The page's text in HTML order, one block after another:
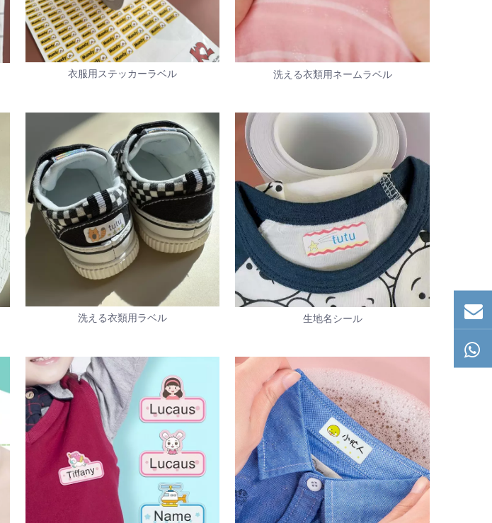
衣服用ステッカーラベル 洗える衣類用ネームラベル
洗える衣類用ラベル 生地名シール